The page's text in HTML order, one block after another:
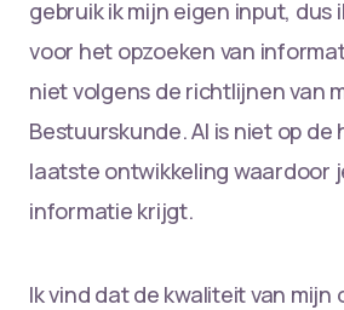
gebruik ik mijn eigen input, dus
voor het opzoeken van
niet volgens de richtlijnen van
Bestuurskunde. AI is niet op de
laatste ontwikkeling waardoor
informatie krijgt.
Ik vind dat de kwaliteit van